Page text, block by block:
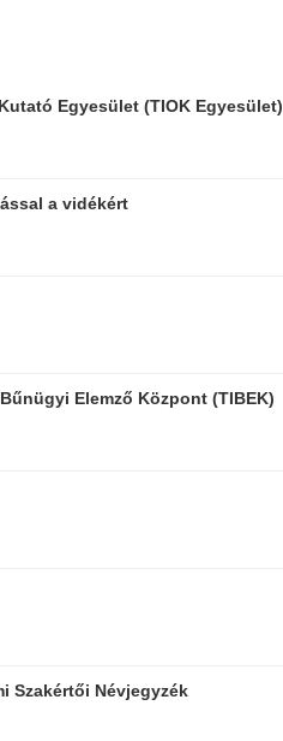
Egyesület (TIOK Egyesület)
a vidékért
Elemző Központ (TIBEK)
Szakértői Névjegyzék